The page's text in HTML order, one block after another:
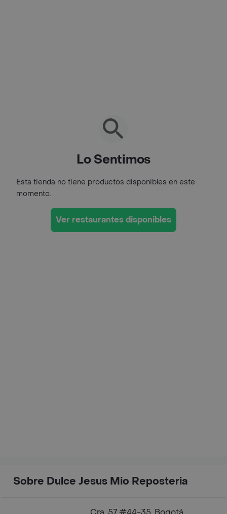
Lo Sentimos
Esta tienda no tiene productos disponibles en este
momento.
Ver restaurantes disponibles
Sobre Dulce Jesus Mio Reposteria